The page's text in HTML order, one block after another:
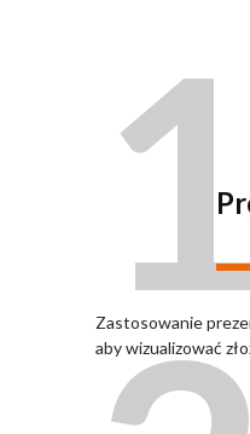
Zastosowanie
aby wizualizować